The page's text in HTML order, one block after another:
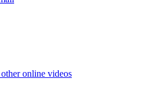
online videos